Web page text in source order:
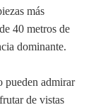
más
de 40 metros de
dominante.
pueden admirar
de vistas